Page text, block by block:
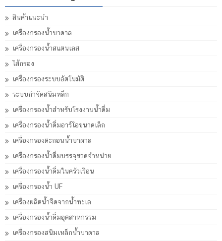
สินค้าแนะนำ
เครื่องกรองน้ำบาดาล
เครื่องกรองน้ำสแตนเลส
ไส้กรอง
เครื่องกรองระบบอัตโนมัติ
ระบบกำจัดสนิมหล็ก
เครื่องกรองน้ำสำหรับโรงงานน้ำดื่ม
เครื่องกรองน้ำดื่มอาร์โอขนาดเล็ก
เครื่องกรองตะกอนน้ำบาดาล
เครื่องกรองน้ำดื่มบรรจุขวดจำหน่าย
เครื่องกรองน้ำดื่มในครัวเรือน
เครื่องกรองน้ำ UF
เครื่องผลิตน้ำจืดจากน้ำทะเล
เครื่องกรองน้ำดื่มอุตสาหกรรม
เครื่องกรองสนิมเหล็กน้ำบาดาล